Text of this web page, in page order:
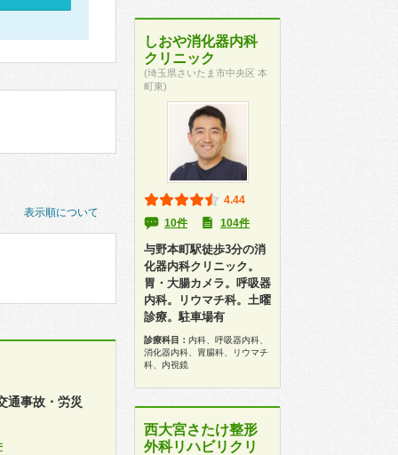
表示順について
通事故・労災
しおや消化器内科
クリニック
(埼玉県さいたま市中央区 本
町東)
4.44
10件
104件
与野本町駅徒歩3分の消
化器内科クリニック。
胃・大腸カメラ。呼吸器
内科。リウマチ科。土曜
診療。駐車場有
診療科目： 内科、呼吸器内科、
消化器内科、胃腸科、リウマチ
科、内視鏡
西大宮さたけ整形
外科リハビリクリ